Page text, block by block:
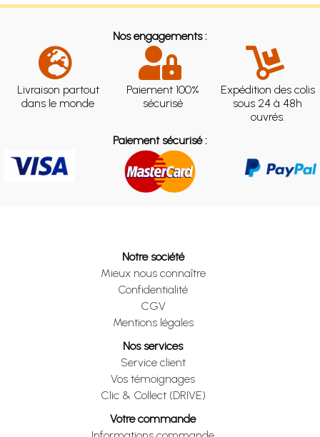
Nos engagements :
Livraison partout
dans le monde
Paiement 100%
sécurisé
Expédition des colis
sous 24 à 48h
ouvrés.
Paiement sécurisé :
Notre société
Mieux nous connaître
Confidentialité
CGV
Mentions légales
Nos services
Service client
Vos témoignages
Clic & Collect (DRIVE)
Votre commande